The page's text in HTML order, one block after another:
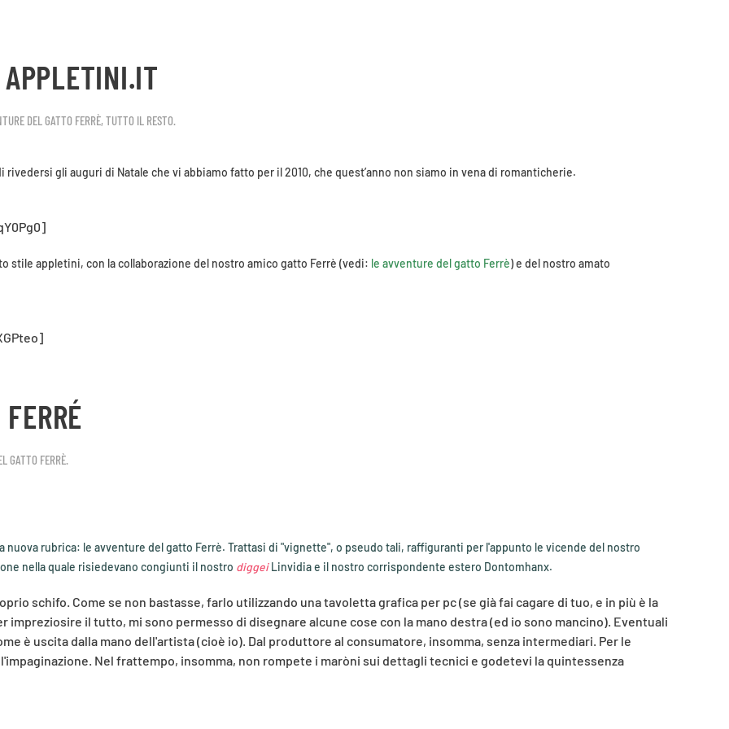
APPLETINI.IT
DEL GATTO FERRÈ, TUTTO IL RESTO.
gli auguri di Natale che vi abbiamo fatto per il 2010, che quest’anno non siamo in vena di romanticherie.
stile appletini, con la collaborazione del nostro amico gatto Ferrè (vedi: le avventure del gatto Ferrè) e del nostro amato
GATTO FERRÈ.
rubrica: le avventure del gatto Ferrè. Trattasi di "vignette", o pseudo tali, raffiguranti per l'appunto le vicende del nostro
nella quale risiedevano congiunti il nostro diggeiLinvidia e il nostro corrispondente estero Dontomhanx.
schifo. Come se non bastasse, farlo utilizzando una tavoletta grafica per pc (se già fai cagare di tuo, e in più è la
il tutto, mi sono permesso di disegnare alcune cose con la mano destra (ed io sono mancino). Eventuali
è uscita dalla mano dell'artista (cioè io). Dal produttore al consumatore, insomma, senza intermediari. Per le
Nel frattempo, insomma, non rompete i maròni sui dettagli tecnici e godetevi la quintessenza